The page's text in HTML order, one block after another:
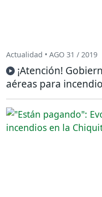
Actualidad • AGO 31 / 2019
¡Atención!
aéreas para